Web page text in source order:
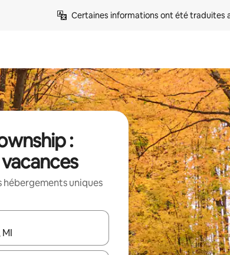
Certaines informations ont été traduites
:
hébergements uniques
utilisez les flèches vers le haut et vers le bas pour